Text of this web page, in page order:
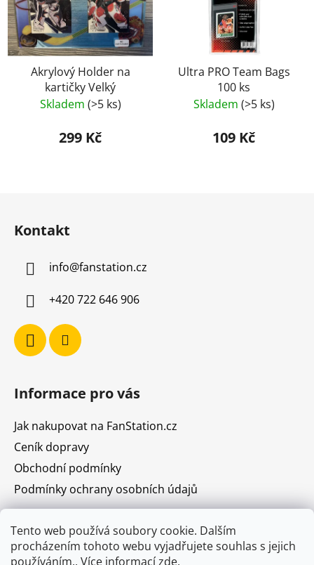
Tento web používá soubory cookie. Dalším
procházením tohoto webu vyjadřujete souhlas s jejich
používáním.. Více informacízde.
Akrylový Holder na
kartičky Velký
Skladem (>5 ks)
299 Kč
Ultra PRO Team Bags
100 ks
Skladem (>5 ks)
109 Kč
Kontakt
info@fanstation.cz
+420 722 646 906
Informace pro vás
Jak nakupovat na FanStation.cz
Ceník dopravy
Obchodní podmínky
Podmínky ochrany osobních údajů
Prodejna Vodičkova 31, Praha 1